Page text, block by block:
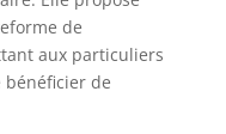
de
aux particuliers
bénéficier de